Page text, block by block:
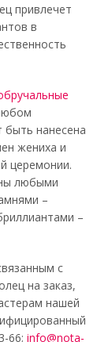
привлечет
в
нанесена
жениха и
церемонии.
любыми
–
–
с
на заказ,
нашей
66; info@nota-